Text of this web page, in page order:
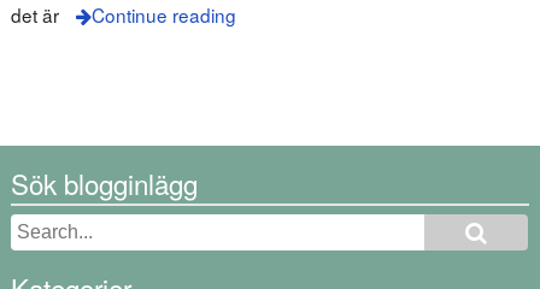
det är
Continue reading
Sök blogginlägg